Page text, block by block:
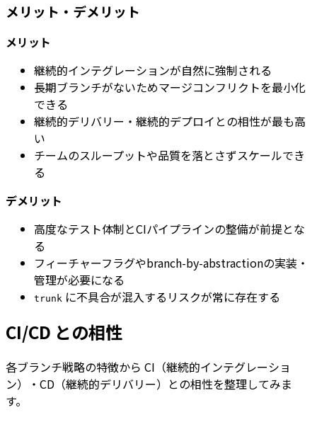
メリット・デメリット
メリット
継続的インテグレーションが自然に強制される
長期ブランチがないためマージコンフリクトを最小化
できる
継続的デリバリー・継続的デプロイとの相性が最も高
い
チームのスループットや品質を落とさずスケールでき
る
デメリット
高度なテスト体制とCIパイプラインの整備が前提とな
る
フィーチャーフラグやbranch-by-abstractionの実装・
管理が必要になる
trunk に不具合が混入するリスクが常に存在する
CI/CD との相性
各ブランチ戦略の特徴から CI（継続的インテグレーショ
ン）・CD（継続的デリバリー）との相性を整理してみま
す。